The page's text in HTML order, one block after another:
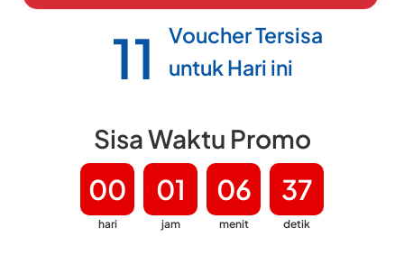
7
Voucher Tersisa
untuk Hari ini
Sisa Waktu Promo
00
hari
01
jam
06
menit
35
detik